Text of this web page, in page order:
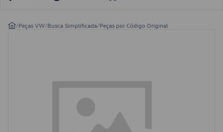
/Peças VW/Busca Simplificada/Peças por Código Original